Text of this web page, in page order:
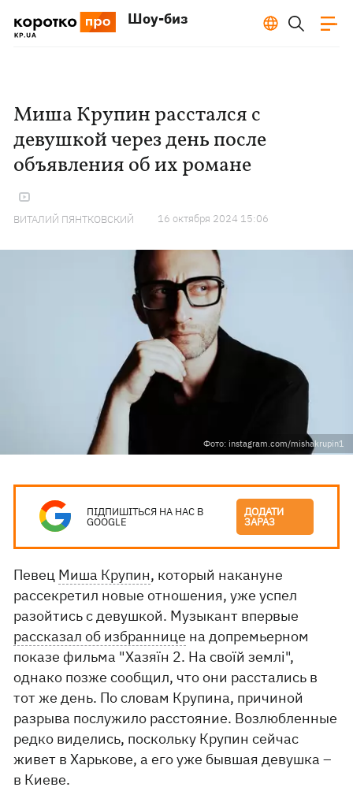
Шоу-биз
Миша Крупин расстался с
девушкой через день после
объявления об их романе
ВИТАЛИЙ ПЯНТКОВСКИЙ 16 октября 2024 15:06
Фото: instagram.com/mishakrupin1
ПІДПИШІТЬСЯ НА НАС В
GOOGLE
ДОДАТИ
ЗАРАЗ
Певец Миша Крупин, который накануне
рассекретил новые отношения, уже успел
разойтись с девушкой. Музыкант впервые
рассказал об избраннице на допремьерном
показе фильма "Хазяїн 2. На своїй землі",
однако позже сообщил, что они расстались в
тот же день. По словам Крупина, причиной
разрыва послужило расстояние. Возлюбленные
редко виделись, поскольку Крупин сейчас
живет в Харькове, а его уже бывшая девушка –
в Киеве.